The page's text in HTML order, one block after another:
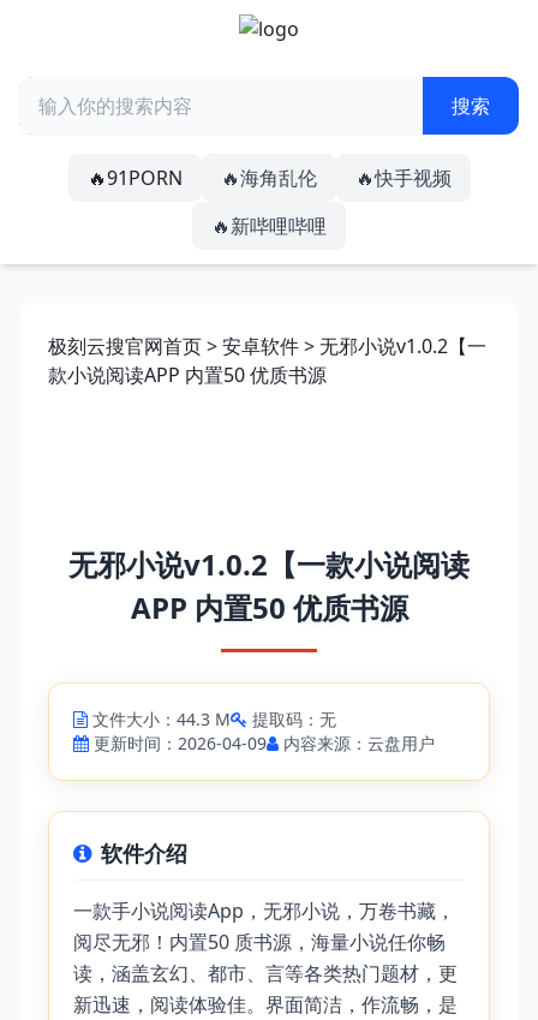
🔥91PORN 🔥海角乱伦
🔥快手视频
🔥新哔哩哔哩
极刻云搜官网首页>安卓软件> 无邪小说v1.0.2【一
款小说阅读APP 内置50 优质书源
无邪小说v1.0.2【一款小说阅读
APP 内置50 优质书源
文件大小：44.3 M
提取码：无
更新时间：2026-04-09
内容来源：云盘用户
软件介绍
一款手小说阅读App，无邪小说，万卷书藏，
阅尽无邪！内置50 质书源，海量小说任你畅
读，涵盖玄幻、都市、言等各类热门题材，更
新迅速，阅读体验佳。界面简洁，作流畅，是